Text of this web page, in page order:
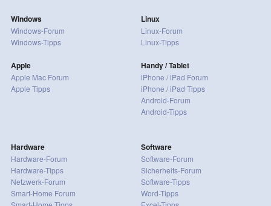
Windows
Windows-Forum
Windows-Tipps
Apple
Apple Mac Forum
Apple Tipps
Linux
Linux-Forum
Linux-Tipps
Handy / Tablet
iPhone / iPad Forum
iPhone / iPad Tipps
Android-Forum
Android-Tipps
Hardware
Hardware-Forum
Hardware-Tipps
Netzwerk-Forum
Smart-Home Forum
Software
Software-Forum
Sicherheits-Forum
Software-Tipps
Word-Tipps